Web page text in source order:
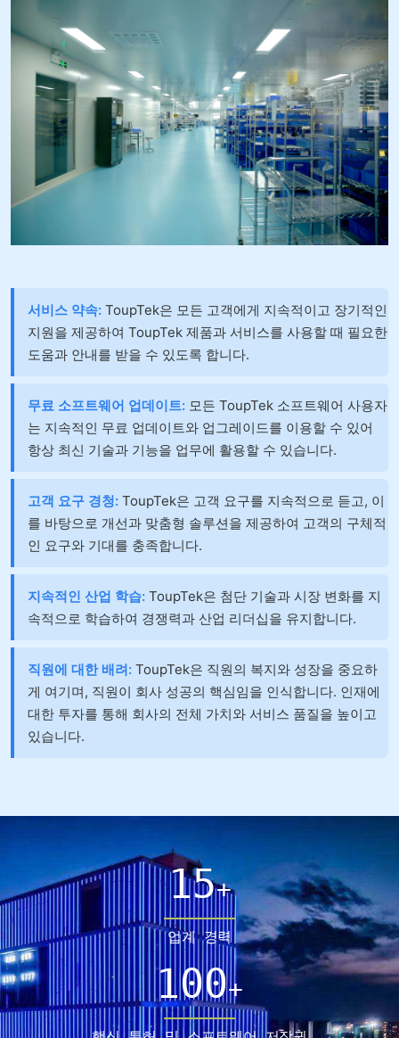
서비스 약속: ToupTek은 모든 고객에게 지속적이고 장기적인
지원을 제공하여 ToupTek 제품과 서비스를 사용할 때 필요한
도움과 안내를 받을 수 있도록 합니다.
무료 소프트웨어 업데이트: 모든 ToupTek 소프트웨어 사용자
는 지속적인 무료 업데이트와 업그레이드를 이용할 수 있어
항상 최신 기술과 기능을 업무에 활용할 수 있습니다.
고객 요구 경청: ToupTek은 고객 요구를 지속적으로 듣고, 이
를 바탕으로 개선과 맞춤형 솔루션을 제공하여 고객의 구체적
인 요구와 기대를 충족합니다.
지속적인 산업 학습: ToupTek은 첨단 기술과 시장 변화를 지
속적으로 학습하여 경쟁력과 산업 리더십을 유지합니다.
직원에 대한 배려: ToupTek은 직원의 복지와 성장을 중요하
게 여기며, 직원이 회사 성공의 핵심임을 인식합니다. 인재에
대한 투자를 통해 회사의 전체 가치와 서비스 품질을 높이고
있습니다.
15+
업계 경력
100+